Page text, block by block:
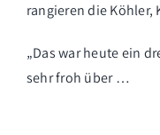
rangieren die Köhler,
„Das war heute ein
sehr froh über …